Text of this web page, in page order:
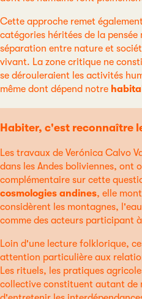
Cette approche remet
catégories héritées de la
séparation entre nature et
vivant. La zone critique ne
se dérouleraient les activités
même dont dépend notre
Habiter, c'est reconnaître
Les travaux de Verónica Calvo
dans les Andes boliviennes, ont
complémentaire sur cette
cosmologies andines, elle
considèrent les montagnes,
comme des acteurs participant
Loin d'une lecture folklorique,
attention particulière aux
Les rituels, les pratiques
collective constituent autant de